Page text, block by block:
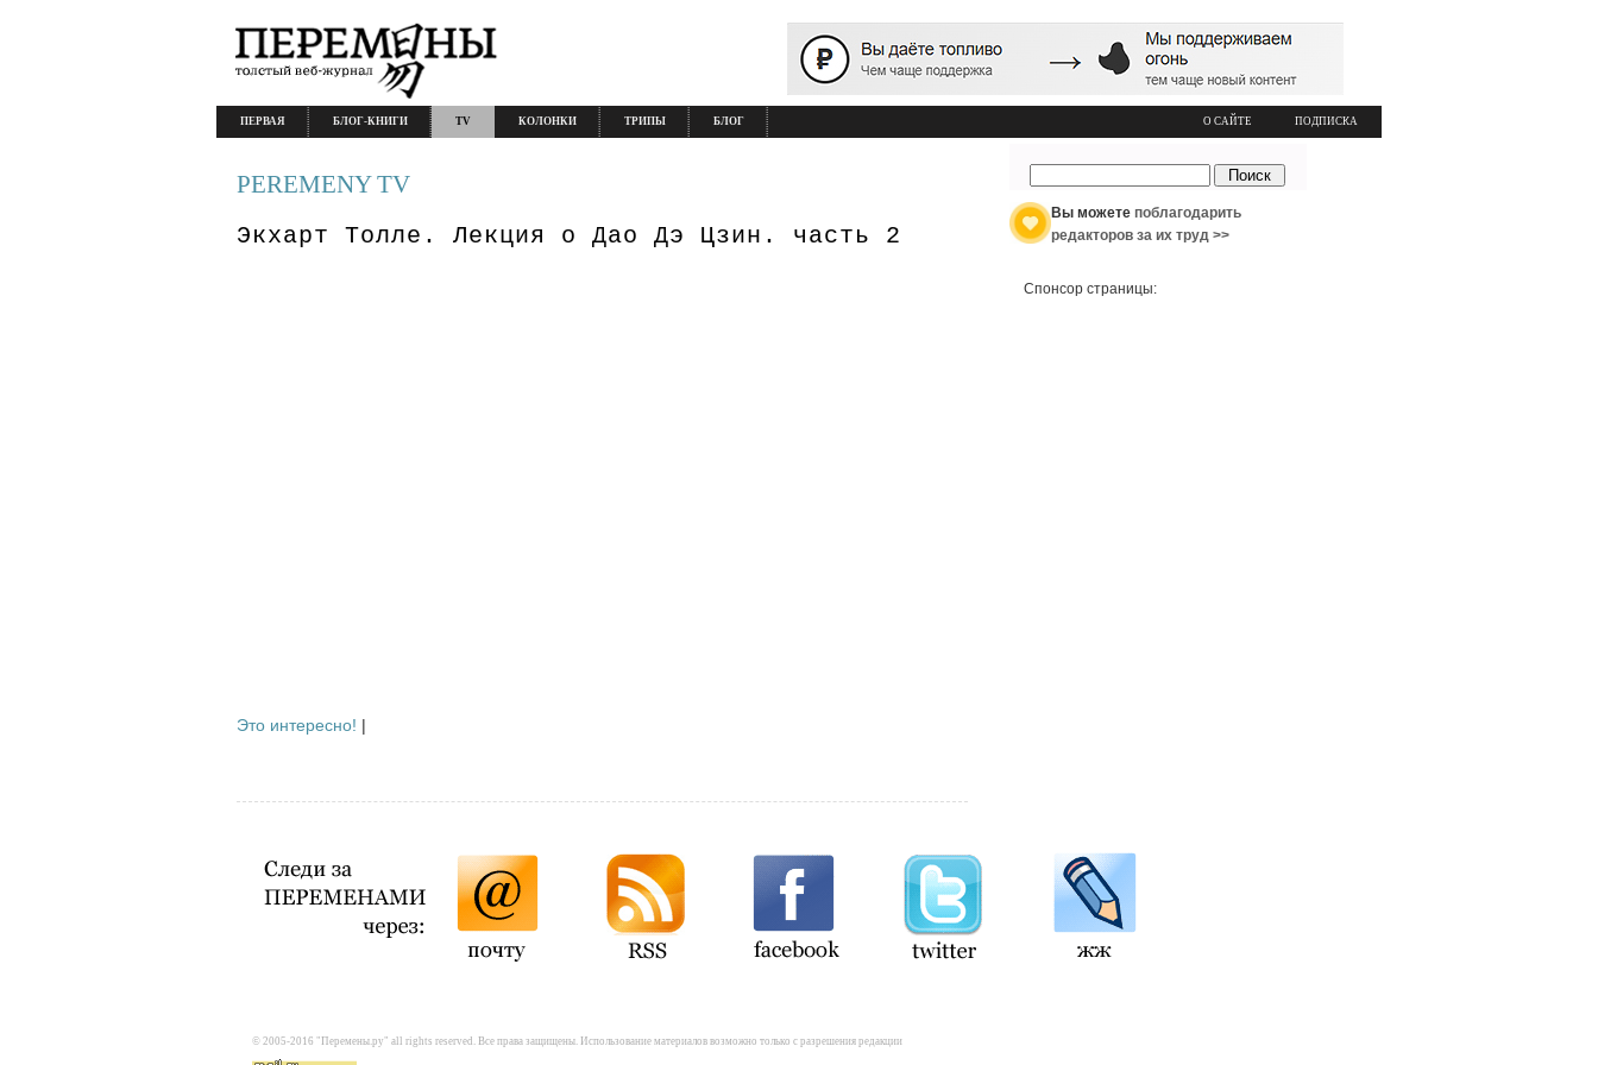
О САЙТЕ ПОДПИСКА
ПЕРВАЯ БЛОГ-КНИГИ TV КОЛОНКИ ТРИПЫ БЛОГ
PEREMENY TV
Экхарт Толле. Лекция о Дао Дэ Цзин. часть 2
Это интересно! |
Вы можете поблагодарить
редакторов за их труд >>
Спонсор страницы:
© 2005-2016 "Перемены.ру" all rights reserved. Все права защищены. Использование материалов возможно только с разрешения редакции